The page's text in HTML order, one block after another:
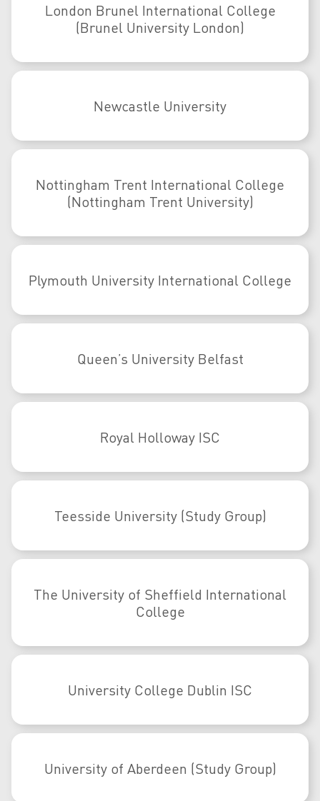
London Brunel International College
(Brunel University London)
Newcastle University
Nottingham Trent International College
(Nottingham Trent University)
Plymouth University International College
Queen’s University Belfast
Royal Holloway ISC
Teesside University (Study Group)
The University of Sheffield International
College
University College Dublin ISC
University of Aberdeen (Study Group)